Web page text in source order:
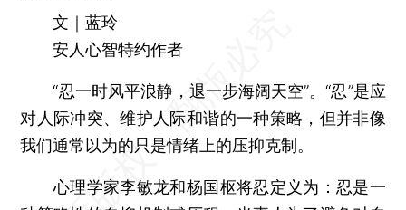
文｜蓝玲
安人心智特约作者
“忍一时风平浪静，退一步海阔天空”。“忍”是应
对人际冲突、维护人际和谐的一种策略，但并非像
我们通常以为的只是情绪上的压抑克制。
心理学家李敏龙和杨国枢将忍定义为：忍是一